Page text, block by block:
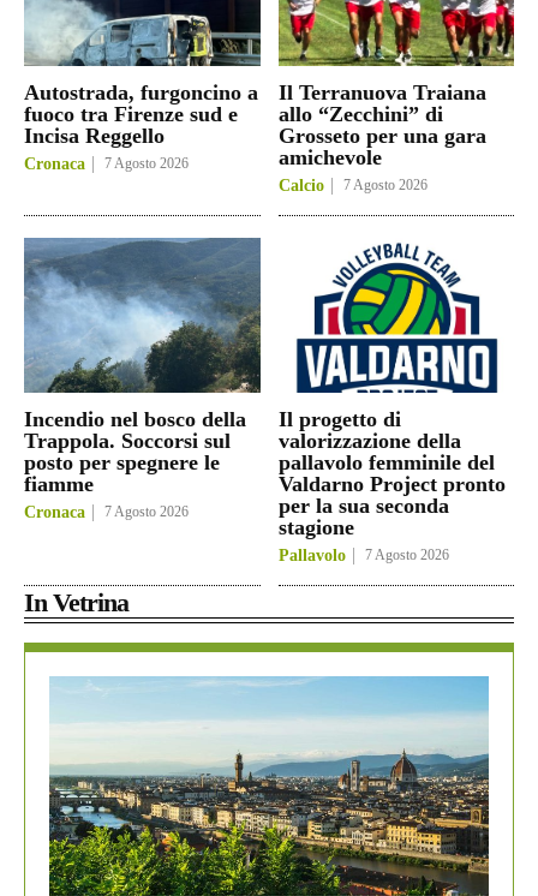
Autostrada, furgoncino a
fuoco tra Firenze sud e
Incisa Reggello
Cronaca 7 Agosto 2026
Il Terranuova Traiana
allo “Zecchini” di
Grosseto per una gara
amichevole
Calcio 7 Agosto 2026
Incendio nel bosco della
Trappola. Soccorsi sul
posto per spegnere le
fiamme
Cronaca 7 Agosto 2026
Il progetto di
valorizzazione della
pallavolo femminile del
Valdarno Project pronto
per la sua seconda
stagione
Pallavolo 7 Agosto 2026
In Vetrina